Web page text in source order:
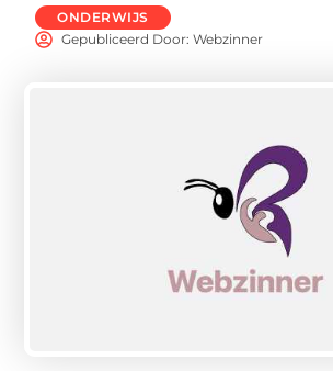
ONDERWIJS
Gepubliceerd Door: Webzinner